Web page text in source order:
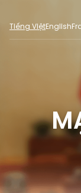
Tiếng ViệtEnglish
TIN TỨC - SỰ
Phỏng vấn -
Ý kiến cử tri
Người đại
Tin nổi bật
ĐA PHƯƠNG
Ảnh
Video
DÀNH CHO
MẠNG XÃ HỘI
SỐ LIỆU BẦU CỬ